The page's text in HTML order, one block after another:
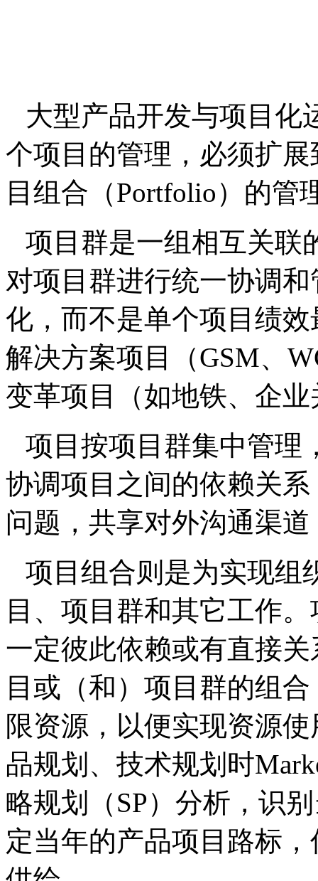
大型产品开发与项目化
个项目的管理，必须扩
目组合（Portfolio）的管
项目群是一组相互关联
对项目群进行统一协调
化，而不是单个项目绩
解决方案项目（GSM、
变革项目（如地铁、企
项目按项目群集中管理
协调项目之间的依赖关
问题，共享对外沟通渠
项目组合则是为实现组
目、项目群和其它工作
一定彼此依赖或有直接
目或（和）项目群的组
限资源，以便实现资源
品规划、技术规划时
略规划（SP）分析，识
定当年的产品项目路标